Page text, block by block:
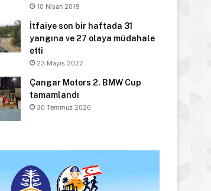
10 Nisan 2019
İtfaiye son bir haftada 31
yangına ve 27 olaya müdahale
etti
23 Mayıs 2022
Çangar Motors 2. BMW Cup
tamamlandı
30 Temmuz 2026